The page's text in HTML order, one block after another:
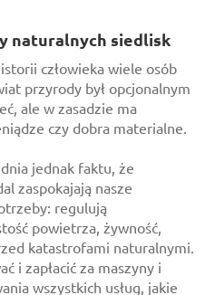
naturalnych siedlisk
człowieka wiele osób
przyrody był opcjonalnym
ale w zasadzie ma
czy dobra materialne.
jednak faktu, że
zaspokajają nasze
regulują
powietrza, żywność,
katastrofami naturalnymi.
i zapłacić za maszyny i
wszystkich usług, jakie